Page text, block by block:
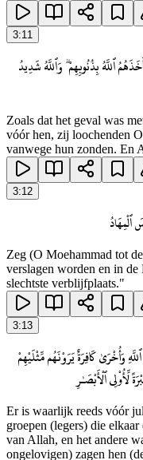
3:11
ٱللَّهُ بِذُنُوبِهِمْ ۗ وَٱللَّهُ شَدِيدُ
Zoals dat het geval was
vóór hen, zij loochenden
vanwege hun zonden. En
3:12
Zeg (O Moehammad tot
verslagen worden en in
slechtste verblijfplaats."
3:13
وَأُخْرَىٰ كَافِرَةٌ يَرَوْنَهُم مِّثْلَيْهِمْ
لِّأُو۟لِى ٱلْأَبْصَـٰرِ
Er is waarlijk reeds vóór
groepen (legers) die
van Allah, en het andere
ongelovigen) zagen hen